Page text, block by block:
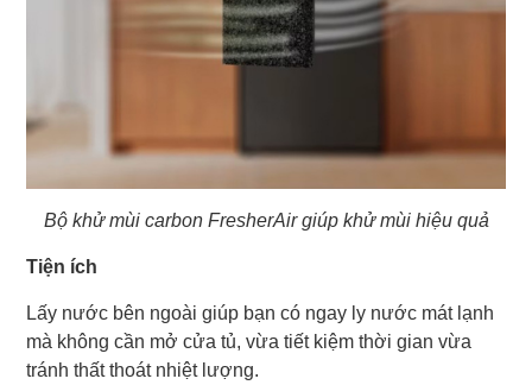
Bộ khử mùi carbon FresherAir giúp khử mùi hiệu quả
Tiện ích
Lấy nước bên ngoài giúp bạn có ngay ly nước mát lạnh
mà không cần mở cửa tủ, vừa tiết kiệm thời gian vừa
tránh thất thoát nhiệt lượng.